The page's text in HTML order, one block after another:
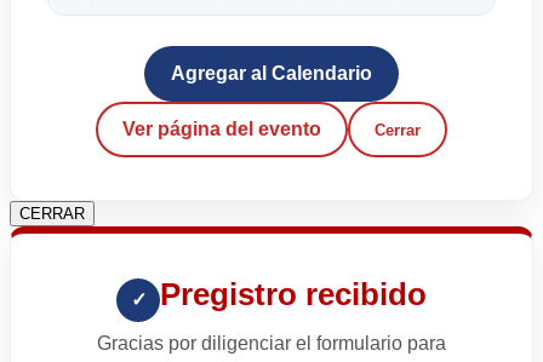
Agregar al Calendario
Ver página del evento Cerrar
CERRAR
✓ Pregistro recibido
Gracias por diligenciar el formulario para